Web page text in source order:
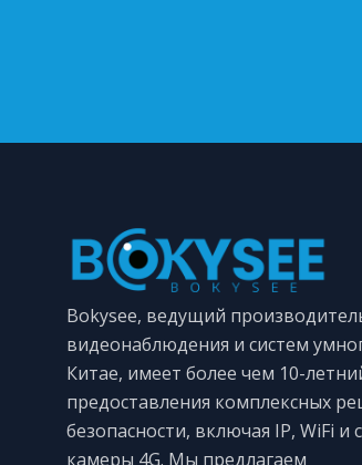
Bokysee, ведущий
видеонаблюдения и систем
Китае, имеет более чем 10-
предоставления комплексных
безопасности, включая IP, WiFi и
камеры 4G. Мы предлагаем